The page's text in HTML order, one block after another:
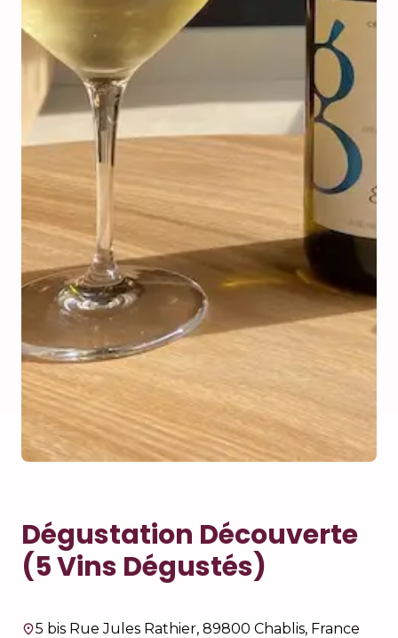
Dégustation Découverte
(5 Vins Dégustés)
5 bis Rue Jules Rathier, 89800 Chablis, France